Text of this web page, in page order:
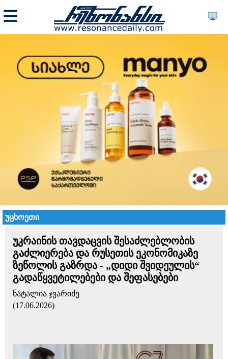
უცხოეთი
უკრაინის თავდაცვის შესაძლებლობის
გაძლიერება და რუსეთის ეკონომიკაზე
ზეწოლის გაზრდა - „დიდი შვიდეულის“
გადაწყვეტილებები და შეფასებები
ნატალია ჯვარიძე
(17.06.2026)